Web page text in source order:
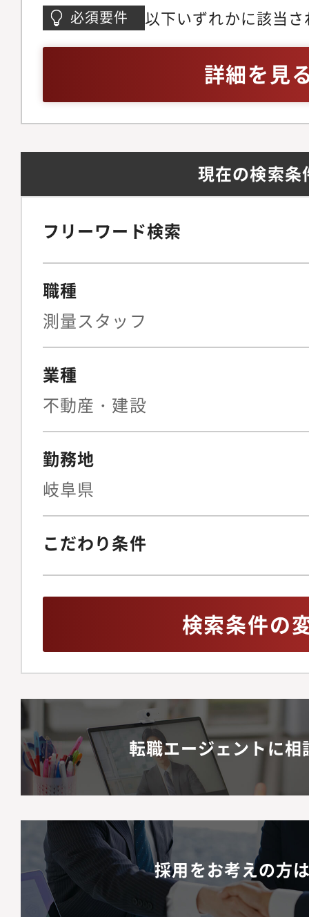
管理する・測量に使
したデータを分析し
れ】スキルに応じて
経験が浅い方でも補
ずつできることを増
ん、即戦力で活躍す
必須要件
以下いずれかに該当
地家屋調査士として
詳細を見
現在の検索条
フリーワード検索
職種
測量スタッフ
業種
不動産・建設
勤務地
岐阜県
こだわり条件
検索条件の
転職エージェントに相
採用をお考えの方